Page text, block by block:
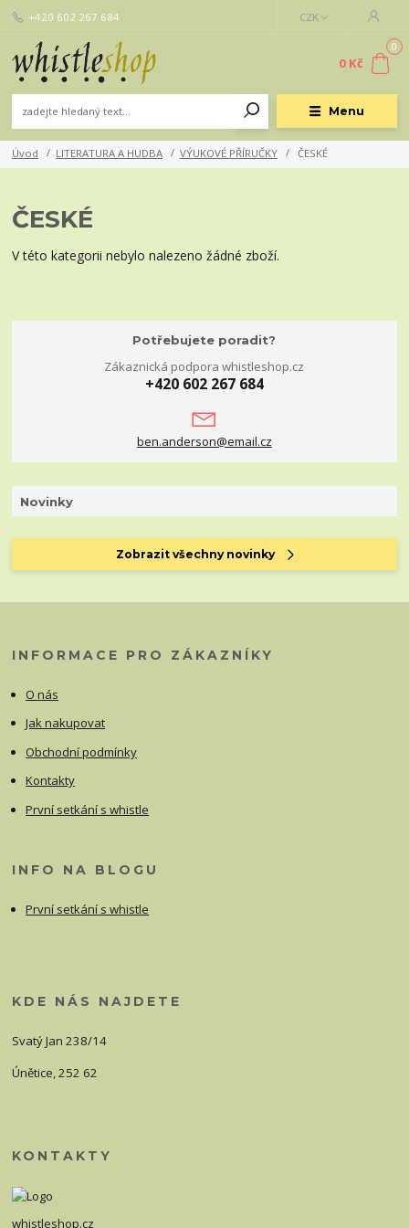
Menu
CZK
+420 602 267 684
0
0 Kč
Úvod LITERATURA A HUDBA VÝUKOVÉ PŘÍRUČKY ČESKÉ
ČESKÉ
V této kategorii nebylo nalezeno žádné zboží.
Potřebujete poradit?
Zákaznická podpora whistleshop.cz
+420 602 267 684
ben.anderson@email.cz
Novinky
Zobrazit všechny novinky
INFORMACE PRO ZÁKAZNÍKY
O nás
Jak nakupovat
Obchodní podmínky
Kontakty
První setkání s whistle
INFO NA BLOGU
První setkání s whistle
KDE NÁS NAJDETE
Svatý Jan 238/14
Únětice, 252 62
KONTAKTY
whistleshop.cz